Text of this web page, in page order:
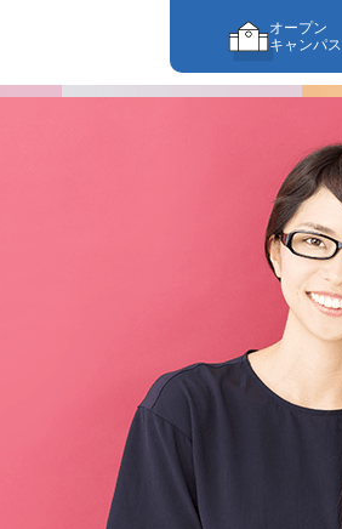
オープン
キャンパス